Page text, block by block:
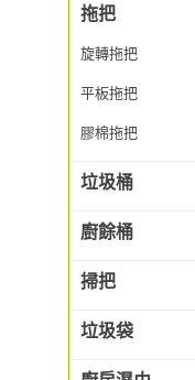
拖把
旋轉拖把
平板拖把
膠棉拖把
垃圾桶
廚餘桶
掃把
垃圾袋